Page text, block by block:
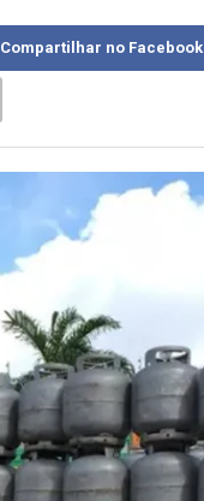
Compartilhar no Facebook